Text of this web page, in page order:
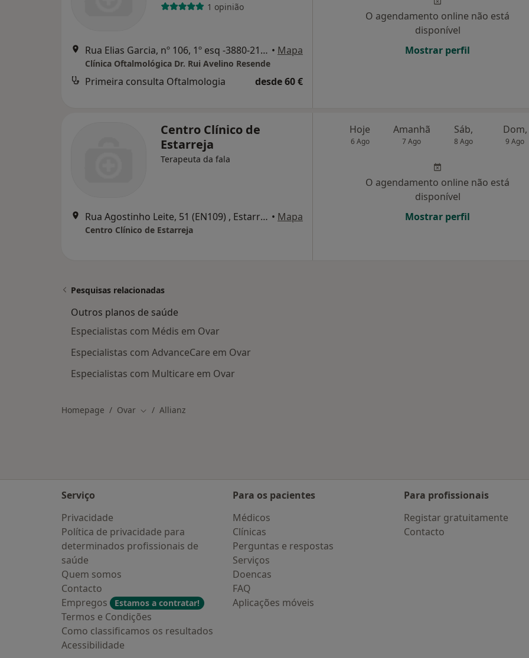
1 opinião
Rua Elias Garcia, nº 106, 1º esq -3880-213 Ovar, Ovar • Mapa
Clínica Oftalmológica Dr. Rui Avelino Resende
Primeira consulta Oftalmologia desde 60 €
O agendamento online não está
disponível
Mostrar perfil
Centro Clínico de
Estarreja
Terapeuta da fala
Rua Agostinho Leite, 51 (EN109) , Estarreja • Mapa
Centro Clínico de Estarreja
Hoje
6 Ago
Amanhã
7 Ago
Sáb,
8 Ago
Dom,
9 Ago
O agendamento online não está
disponível
Mostrar perfil
Pesquisas relacionadas
Outros planos de saúde
Especialistas com Médis em Ovar
Especialistas com AdvanceCare em Ovar
Especialistas com Multicare em Ovar
Homepage Ovar Mudar de cidade
Allianz
Serviço
Privacidade
Política de privacidade para
determinados profissionais de
saúde
Quem somos
Contacto
Empregos
Estamos a contratar!
Termos e Condições
Como classificamos os resultados
Acessibilidade
Para os pacientes
Médicos
Clínicas
Perguntas e respostas
Serviços
Doencas
FAQ
Aplicações móveis
Para profissionais
Registar gratuitamente
Contacto